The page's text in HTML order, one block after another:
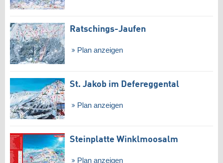
Ratschings-Jaufen
Plan anzeigen
St. Jakob im Defereggental
Plan anzeigen
Steinplatte Winklmoosalm
Plan anzeigen